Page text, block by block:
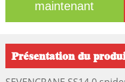
maintenant
Présentation du